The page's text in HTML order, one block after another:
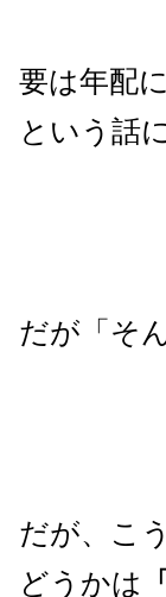
要は年配
という話
だが「そ
だが、こ
どうかは